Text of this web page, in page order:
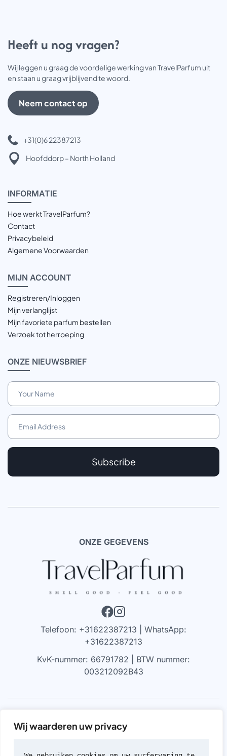
Wij waarderen uw privacy
Heeft u nog vragen?
Wij leggen u graag de voordelige werking van TravelParfum uit
en staan u graag vrijblijvend te woord.
Neem contact op
+31(0)6 22387213
Hoofddorp – North Holland
INFORMATIE
Hoe werkt TravelParfum?
Contact
Privacybeleid
Algemene Voorwaarden
MIJN ACCOUNT
Registreren/Inloggen
Mijn verlanglijst
Mijn favoriete parfum bestellen
Verzoek tot herroeping
ONZE NIEUWSBRIEF
Subscribe
ONZE GEGEVENS
Telefoon: +31622387213 | WhatsApp:
+31622387213
KvK-nummer: 66791782 | BTW nummer:
003212092B43
VRIJWARING
gekocht bij geautoriseerde leveranciers of van de